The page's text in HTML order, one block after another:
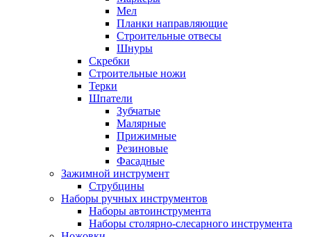
Мел
Планки направляющие
Строительные отвесы
Шнуры
Скребки
Строительные ножи
Терки
Шпатели
Зубчатые
Малярные
Прижимные
Резиновые
Фасадные
Зажимной инструмент
Струбцины
Наборы ручных инструментов
Наборы автоинструмента
Наборы столярно-слесарного инструмента